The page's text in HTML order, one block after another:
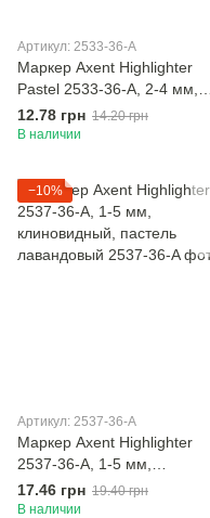
Артикул: 2533-36-A
Маркер Axent Highlighter
Pastel 2533-36-A, 2-4 мм,
клиновидный, лавандовый
12.78 грн 14.20 грн
В наличии
−10%
Артикул: 2537-36-A
Маркер Axent Highlighter
2537-36-A, 1-5 мм,
клиновидный, пастель
лавандовый
17.46 грн 19.40 грн
В наличии